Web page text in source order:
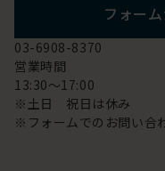
フォー
03-6908-8370
営業時間
13:30～17:00
※土日 祝日は休み
※フォームでのお問い合